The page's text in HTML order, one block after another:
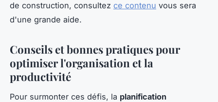
de construction, consultez ce contenu vous sera
d'une grande aide.
Conseils et bonnes pratiques pour
optimiser l'organisation et la
productivité
Pour surmonter ces défis, la planification